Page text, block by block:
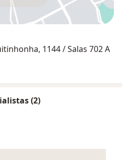
1144 / Salas 702 A
(2)